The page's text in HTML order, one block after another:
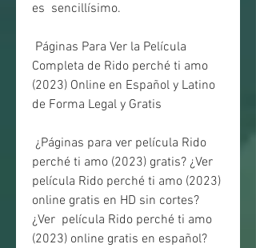
es  sencillísimo.
Completa de Rido perché ti amo
(2023) Online en Español y Latino
de Forma Legal y Gratis
perché ti amo (2023) gratis? ¿Ver
película Rido perché ti amo (2023)
online gratis en HD sin cortes?
¿Ver  película Rido perché ti amo
(2023) online gratis en español?